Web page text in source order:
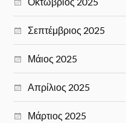
Σεπτέμβριος 2025
Μάιος 2025
Απρίλιος 2025
Μάρτιος 2025